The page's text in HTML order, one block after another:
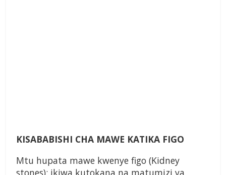
KISABABISHI CHA MAWE KATIKA FIGO
Mtu hupata mawe kwenye figo (Kidney
stones); ikiwa kutokana na matumizi ya